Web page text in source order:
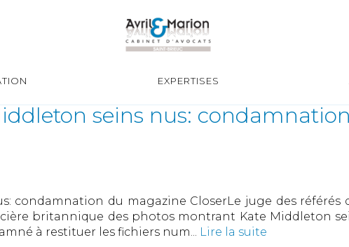
EXPERTISES
seins nus:
condamnation du magazine CloserLe juge des référés
britannique des photos montrant Kate Middleton
à restituer les fichiers num... Lire la suite